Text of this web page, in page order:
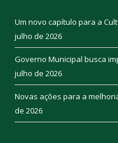
Um novo capítulo para a
julho de 2026
Governo Municipal busca
julho de 2026
Novas ações para a
de 2026